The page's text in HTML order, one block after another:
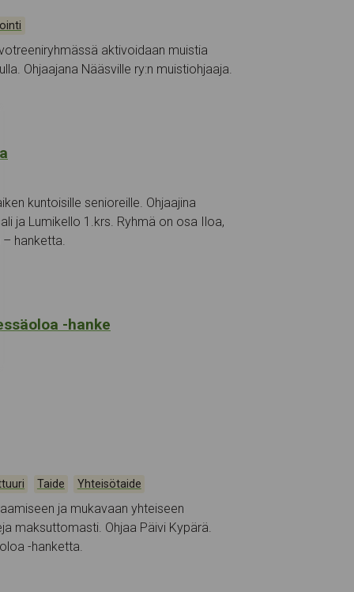
aktivoidaan muistia
Ohjaajana Nääsville ry:n muistiohjaaja.
kuntoisille senioreille. Ohjaajina
ja Lumikello 1.krs. Ryhmä on osa Iloa,
hanketta.
-hanke
Taide Yhteisötaide
ja mukavaan yhteiseen
maksuttomasti. Ohjaa Päivi Kypärä.
-hanketta.